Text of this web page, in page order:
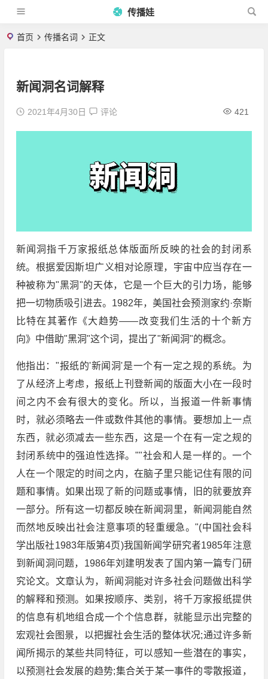
传播娃
首页 传播名词 正文
新闻洞名词解释
2021年4月30日 评论 421
新闻洞指千万家报纸总体版面所反映的社会的封闭系
统。根据爱因斯坦广义相对论原理，宇宙中应当存在一
种被称为"黑洞"的天体，它是一个巨大的引力场，能够
把一切物质吸引进去。1982年，美国社会预测家约·奈斯
比特在其著作《大趋势——改变我们生活的十个新方
向》中借助"黑洞"这个词，提出了"新闻洞"的概念。
他指出："报纸的'新闻洞'是一个有一定之规的系统。为
了从经济上考虑，报纸上刊登新闻的版面大小在一段时
间之内不会有很大的变化。所以，当报道一件新事情
时，就必须略去一件或数件其他的事情。要想加上一点
东西，就必须减去一些东西，这是一个在有一定之规的
封闭系统中的强迫性选择。""社会和人是一样的。一个
人在一个限定的时间之内，在脑子里只能记住有限的问
题和事情。如果出现了新的问题或事情，旧的就要放弃
一部分。所有这一切都反映在新闻洞里，新闻洞能自然
而然地反映出社会注意事项的轻重缓急。"(中国社会科
学出版社1983年版第4页)我国新闻学研究者1985年注意
到新闻洞问题，1986年刘建明发表了国内第一篇专门研
究论文。文章认为，新闻洞能对许多社会问题做出科学
的解释和预测。如果按顺序、类别，将千万家报纸提供
的信息有机地组合成一个个信息群，就能显示出完整的
宏观社会图景，以把握社会生活的整体状况;通过许多新
闻所揭示的某些共同特征，可以感知一些潜在的事实，
以预测社会发展的趋势;集合关于某一事件的零散报道，